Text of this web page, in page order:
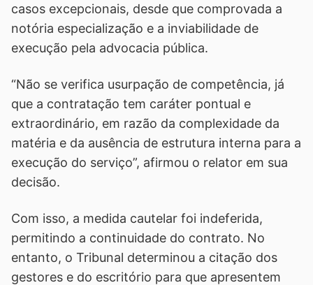
casos excepcionais, desde que comprovada a
notória especialização e a inviabilidade de
execução pela advocacia pública.
“Não se verifica usurpação de competência, já
que a contratação tem caráter pontual e
extraordinário, em razão da complexidade da
matéria e da ausência de estrutura interna para a
execução do serviço”, afirmou o relator em sua
decisão.
Com isso, a medida cautelar foi indeferida,
permitindo a continuidade do contrato. No
entanto, o Tribunal determinou a citação dos
gestores e do escritório para que apresentem